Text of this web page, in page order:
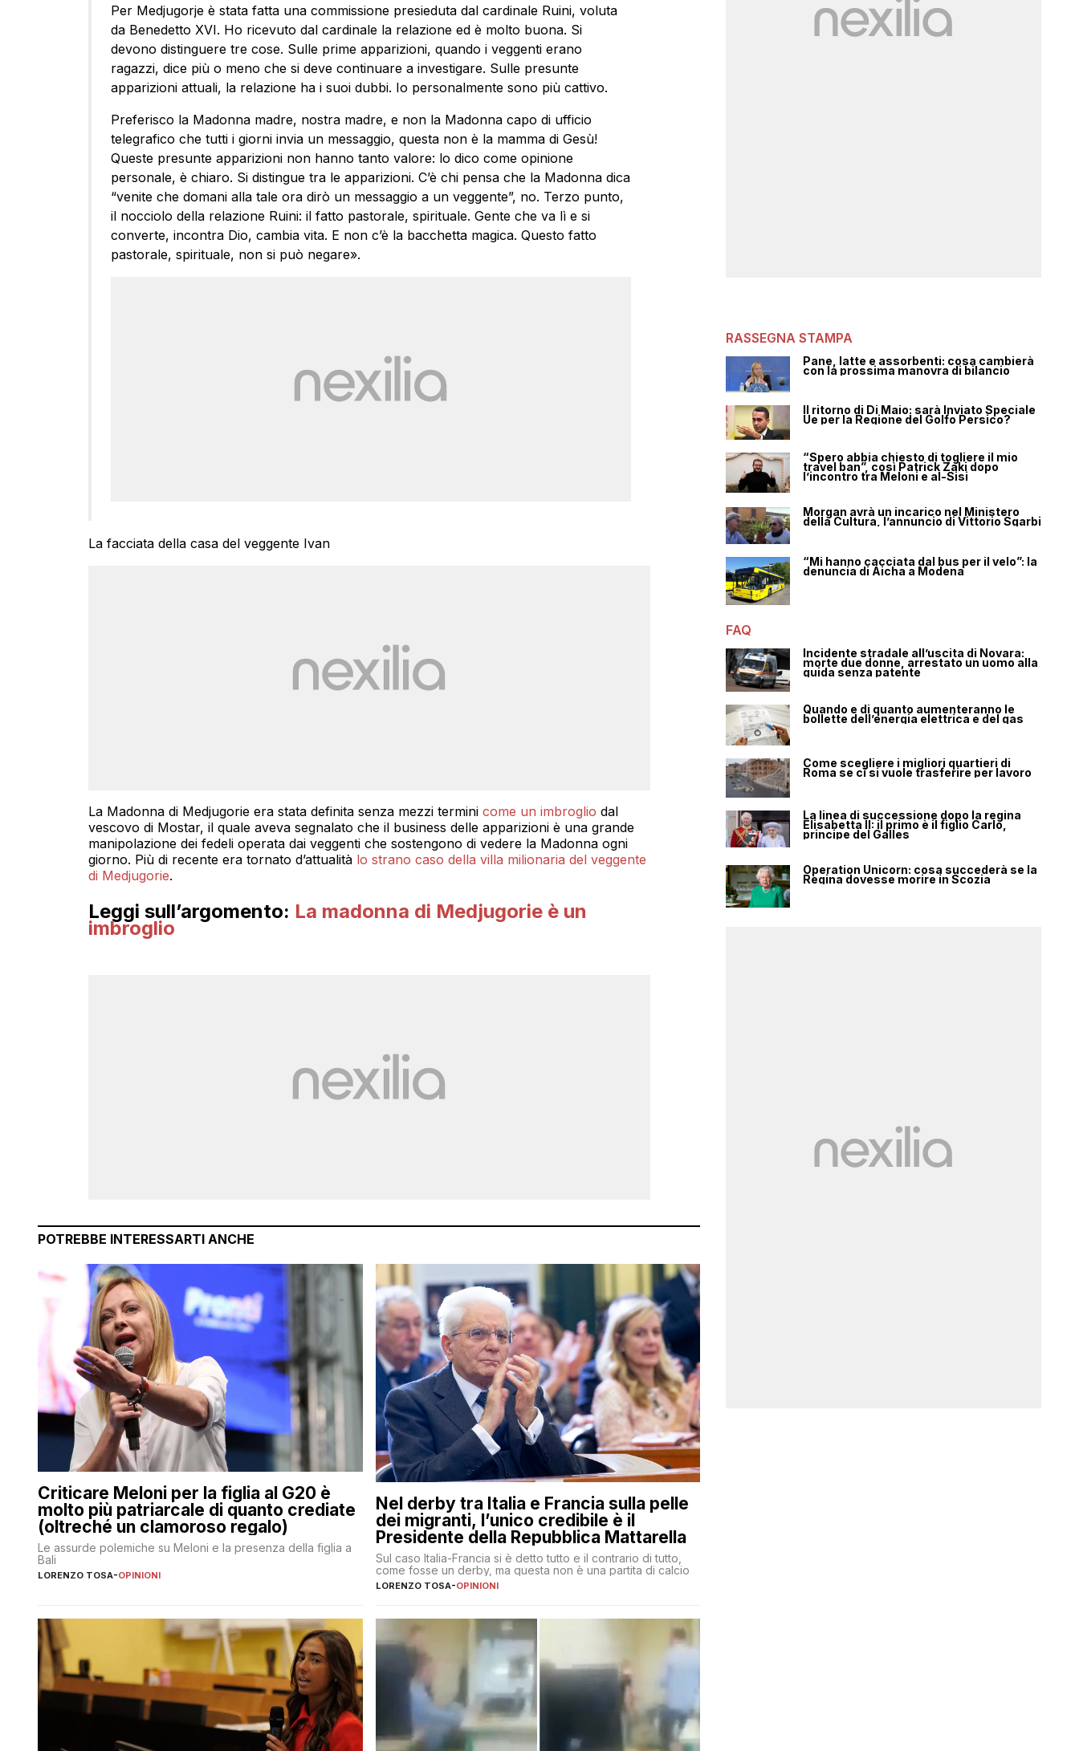
Per Medjugorje è stata fatta una commissione presieduta dal cardinale Ruini, voluta
da Benedetto XVI. Ho ricevuto dal cardinale la relazione ed è molto buona. Si
devono distinguere tre cose. Sulle prime apparizioni, quando i veggenti erano
ragazzi, dice più o meno che si deve continuare a investigare. Sulle presunte
apparizioni attuali, la relazione ha i suoi dubbi. Io personalmente sono più cattivo.
Preferisco la Madonna madre, nostra madre, e non la Madonna capo di ufficio
telegrafico che tutti i giorni invia un messaggio, questa non è la mamma di Gesù!
Queste presunte apparizioni non hanno tanto valore: lo dico come opinione
personale, è chiaro. Si distingue tra le apparizioni. C’è chi pensa che la Madonna dica
“venite che domani alla tale ora dirò un messaggio a un veggente”, no. Terzo punto,
il nocciolo della relazione Ruini: il fatto pastorale, spirituale. Gente che va lì e si
converte, incontra Dio, cambia vita. E non c’è la bacchetta magica. Questo fatto
pastorale, spirituale, non si può negare».
La facciata della casa del veggente Ivan
La Madonna di Medjugorie era stata definita senza mezzi termini come un imbroglio dal
vescovo di Mostar, il quale aveva segnalato che il business delle apparizioni è una grande
manipolazione dei fedeli operata dai veggenti che sostengono di vedere la Madonna ogni
giorno. Più di recente era tornato d’attualità lo strano caso della villa milionaria del veggente
di Medjugorie.
Leggi sull’argomento: La madonna di Medjugorie è un
imbroglio
POTREBBE INTERESSARTI ANCHE
Criticare Meloni per la figlia al G20 è
molto più patriarcale di quanto crediate
(oltreché un clamoroso regalo)
Le assurde polemiche su Meloni e la presenza della figlia a
Bali
LORENZO TOSA-OPINIONI
Nel derby tra Italia e Francia sulla pelle
dei migranti, l’unico credibile è il
Presidente della Repubblica Mattarella
Sul caso Italia-Francia si è detto tutto e il contrario di tutto,
come fosse un derby, ma questa non è una partita di calcio
LORENZO TOSA-OPINIONI
RASSEGNA STAMPA
Pane, latte e assorbenti: cosa cambierà
con la prossima manovra di bilancio
Il ritorno di Di Maio: sarà Inviato Speciale
Ue per la Regione del Golfo Persico?
“Spero abbia chiesto di togliere il mio
travel ban”, così Patrick Zaki dopo
l’incontro tra Meloni e al-Sisi
Morgan avrà un incarico nel Ministero
della Cultura, l’annuncio di Vittorio Sgarbi
“Mi hanno cacciata dal bus per il velo”: la
denuncia di Aicha a Modena
FAQ
Incidente stradale all’uscita di Novara:
morte due donne, arrestato un uomo alla
guida senza patente
Quando e di quanto aumenteranno le
bollette dell’energia elettrica e del gas
Come scegliere i migliori quartieri di
Roma se ci si vuole trasferire per lavoro
La linea di successione dopo la regina
Elisabetta II: il primo è il figlio Carlo,
principe del Galles
Operation Unicorn: cosa succederà se la
Regina dovesse morire in Scozia